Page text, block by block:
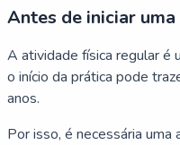
Antes de iniciar
A atividade física regular é
o início da prática pode
anos.
Por isso, é necessária